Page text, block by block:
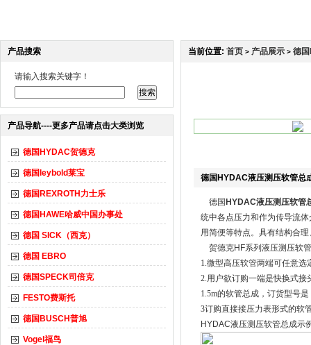
产品搜索
请输入搜索关键字！
产品导航----更多产品请点击大类浏览
德国HYDAC贺德克
德国leybold莱宝
德国REXROTH力士乐
德国HAWE哈威中国办事处
德国 SICK（西克）
德国 EBRO
德国SPECK司倍克
FESTO费斯托
德国BUSCH普旭
Vogel福鸟
当前位置: 首页 > 产品展示 > 德
德国HYDAC液压测压软管总
德国 HYDAC液压测压软管
统中各点压力和作为传导流
用简便等特点。 具有结构合
贺德克HF系列液压测压软
1.微型高压软管两端可任意选
2.用户欲订购一端是快换式接
1.5m的软管总成，订货型号是
3订购直接接压力表形式的软
HYDAC液压测压软管总成示